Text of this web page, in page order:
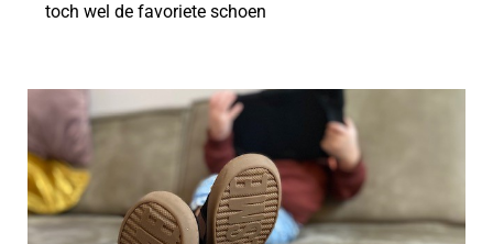
toch wel de favoriete schoen